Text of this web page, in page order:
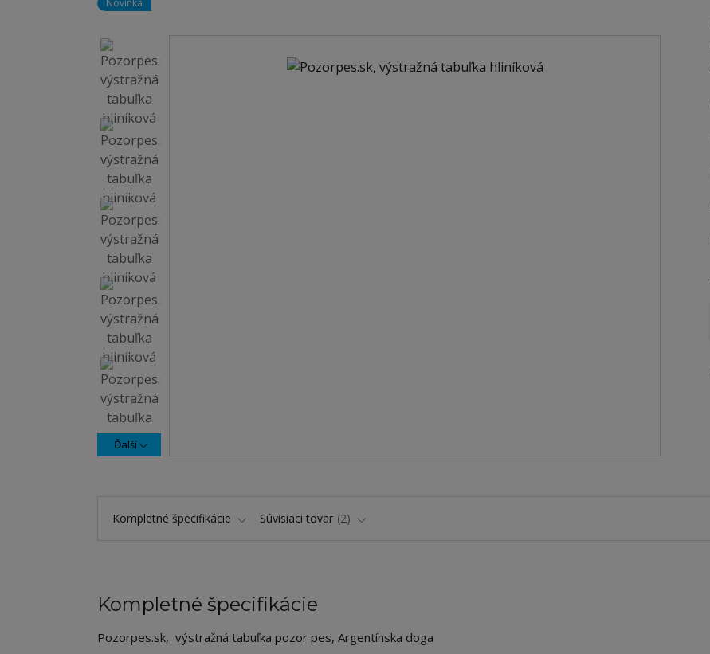
Novinka
Ďalší
Kompletné špecifikácie Súvisiaci tovar 2
Kompletné špecifikácie
Pozorpes.sk, výstražná tabuľka pozor pes, Argentínska doga